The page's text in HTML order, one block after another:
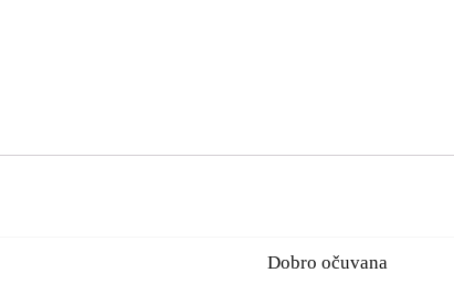
Dobro očuvana